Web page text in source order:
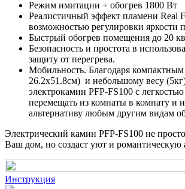
Режим имитации + обогрев 1800 Вт
Реалистичный эффект пламени Real
возможностью регулировки яркости
Быстрый обогрев помещения до 20
Безопасность и простота в
защиту от перегрева.
Мобильность. Благодаря
26.2x51.8см) и небольшому весу
электрокамин PFP-FS100 с
перемещать из комнаты в комнату и
альтернативу любым другим видам
Электрический камин PFP-FS100 не
Ваш дом, но создаст уют и романтическую
Инструкция